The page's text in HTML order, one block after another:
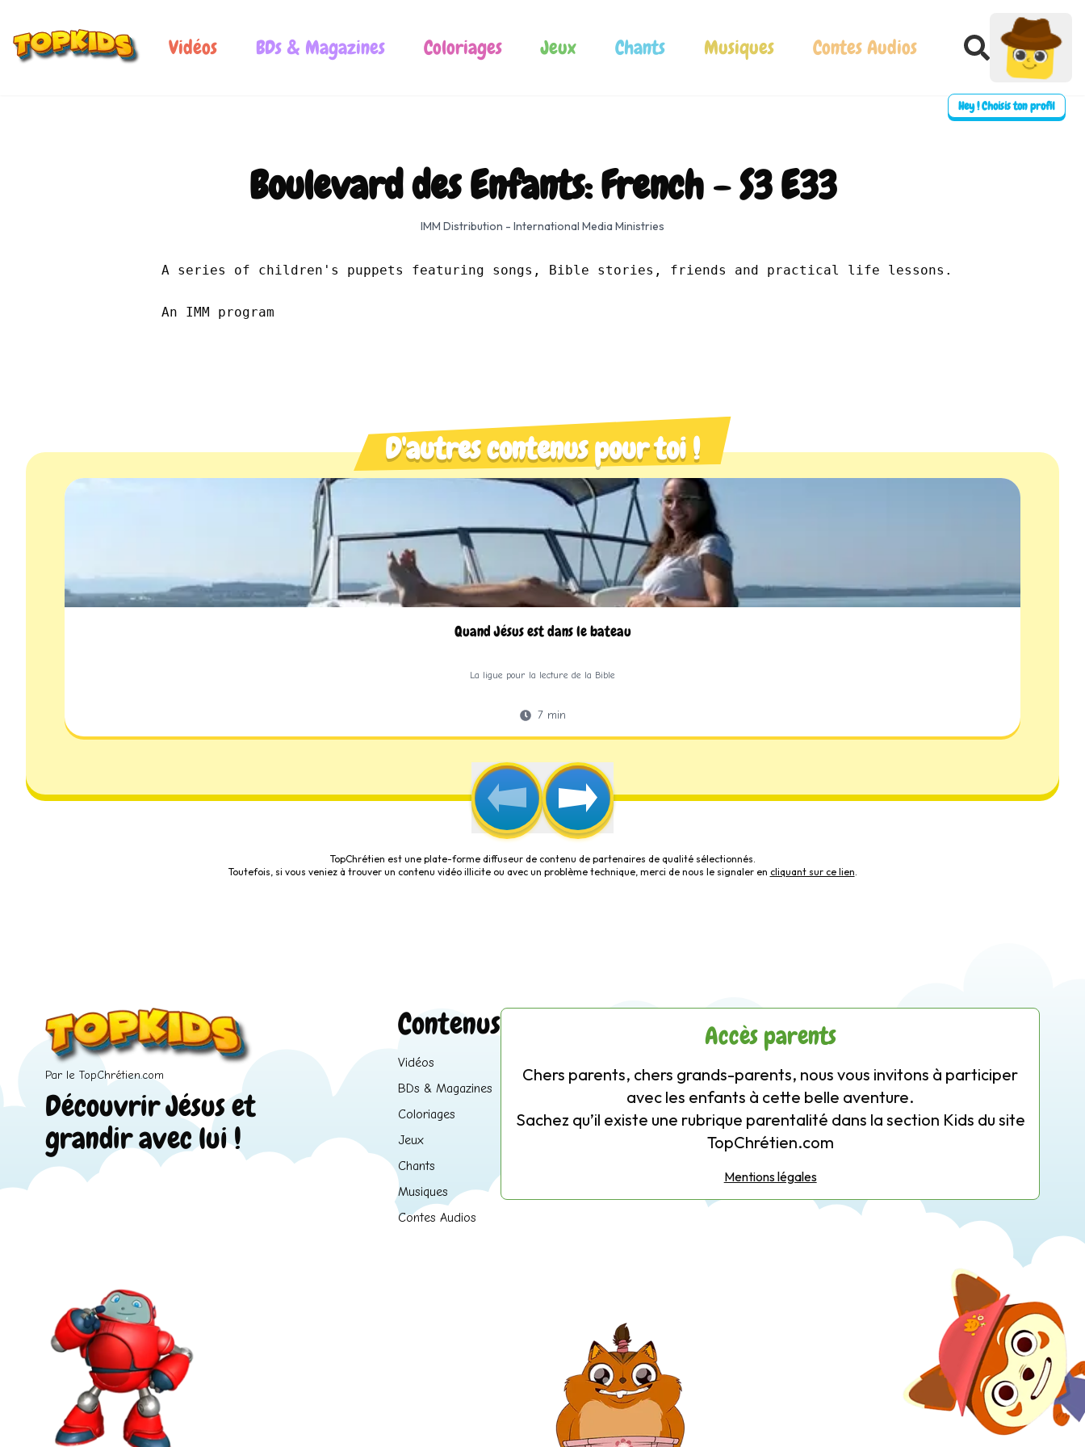
Vidéos BDs & Magazines Coloriages Jeux Chants Musiques Contes Audios
Hey ! Choisis ton profil
Boulevard des Enfants: French - S3 E33
IMM Distribution - International Media Ministries
A series of children's puppets featuring songs, Bible stories, friends and practical life lessons.
An IMM program
D'autres contenus pour toi !
Quand Jésus est dans le bateau
La ligue pour la lecture de la Bible
7min
TopChrétien est une plate-forme diffuseur de contenu de partenaires de qualité sélectionnés.
Toutefois, si vous veniez à trouver un contenu vidéo illicite ou avec un problème technique, merci de nous le signaler en cliquant sur ce lien.
Par le TopChrétien.com
Découvrir Jésus et
grandir avec lui !
Contenus
Vidéos
BDs & Magazines
Coloriages
Jeux
Chants
Musiques
Contes Audios
Accès parents
Chers parents, chers grands-parents, nous vous invitons à participer
avec les enfants à cette belle aventure.
Sachez qu’il existe une rubrique parentalité dans la section Kids du site
TopChrétien.com
Mentions légales